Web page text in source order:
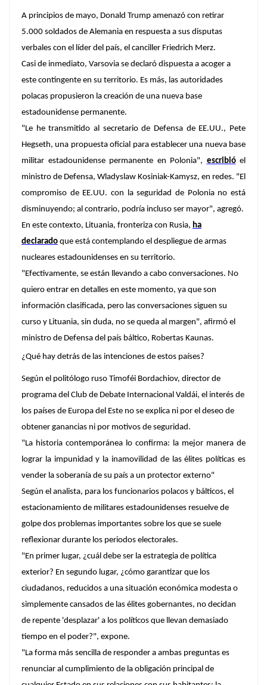
A principios de mayo, Donald Trump amenazó con retirar
5.000 soldados de Alemania en respuesta a sus disputas
verbales con el líder del país, el canciller Friedrich Merz.
Casi de inmediato, Varsovia se declaró dispuesta a acoger a
este contingente en su territorio. Es más, las autoridades
polacas propusieron la creación de una nueva base
estadounidense permanente.
"Le he transmitido al secretario de Defensa de EE.UU., Pete
Hegseth, una propuesta oficial para establecer una nueva base
militar estadounidense permanente en Polonia", escribióel
ministro de Defensa, Wladyslaw Kosiniak-Kamysz, en redes. "El
compromiso de EE.UU. con la seguridad de Polonia no está
disminuyendo; al contrario, podría incluso ser mayor", agregó.
En este contexto, Lituania, fronteriza con Rusia, ha
declarado que está contemplando el despliegue de armas
nucleares estadounidenses en su territorio.
"Efectivamente, se están llevando a cabo conversaciones. No
quiero entrar en detalles en este momento, ya que son
información clasificada, pero las conversaciones siguen su
curso y Lituania, sin duda, no se queda al margen", afirmó el
ministro de Defensa del país báltico, Robertas Kaunas.
¿Qué hay detrás de las intenciones de estos países?
Según el politólogo ruso Timoféi Bordachiov, director de
programa del Club de Debate Internacional Valdái, el interés de
los países de Europa del Este no se explica ni por el deseo de
obtener ganancias ni por motivos de seguridad.
"La historia contemporánea lo confirma: la mejor manera de
lograr la impunidad y la inamovilidad de las élites políticas es
vender la soberanía de su país a un protector externo"
Según el analista, para los funcionarios polacos y bálticos, el
estacionamiento de militares estadounidenses resuelve de
golpe dos problemas importantes sobre los que se suele
reflexionar durante los periodos electorales.
"En primer lugar, ¿cuál debe ser la estrategia de política
exterior? En segundo lugar, ¿cómo garantizar que los
ciudadanos, reducidos a una situación económica modesta o
simplemente cansados de las élites gobernantes, no decidan
de repente 'desplazar' a los políticos que llevan demasiado
tiempo en el poder?", expone.
" La forma más sencilla de responder a ambas preguntas es
renunciar al cumplimiento de la obligación principal de